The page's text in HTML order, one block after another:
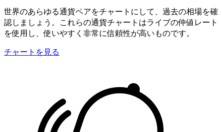
世界のあらゆる通貨ペアをチャートにして、過去の相場を確
認しましょう。これらの通貨チャートはライブの仲値レート
を使用し、使いやすく非常に信頼性が高いものです。
チャートを見る